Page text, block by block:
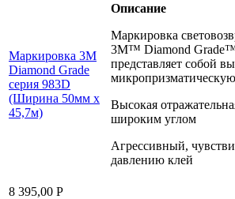
Маркировка 3M
Diamond Grade
серия 983D
(Ширина 50мм х
45,7м)
Описание
Маркировка
3M™ Diamond
представляет собой
Высокая
широким углом
Агрессивный,
давлению клей
8 395,00 Р